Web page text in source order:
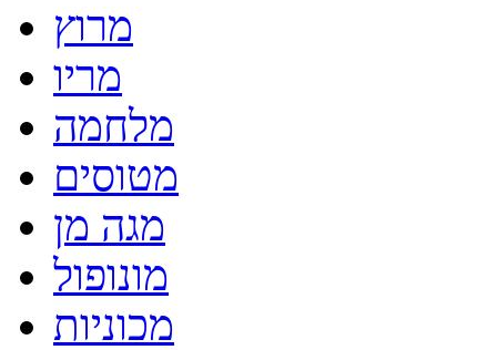
מרוץ
מריו
מלחמה
מטוסים
מגה מן
מונופול
מכוניות